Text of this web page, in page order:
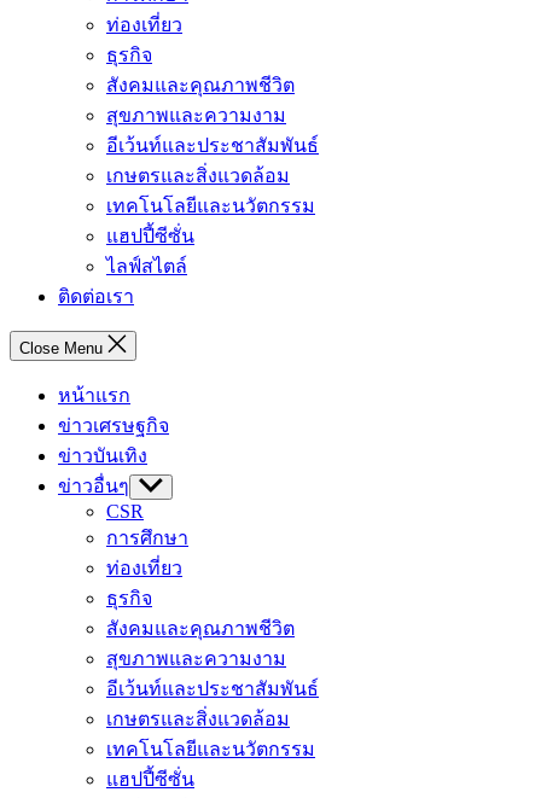
ท่องเที่ยว
ธุรกิจ
สังคมและคุณภาพชีวิต
สุขภาพและความงาม
อีเว้นท์และประชาสัมพันธ์
เกษตรและสิ่งแวดล้อม
เทคโนโลยีและนวัตกรรม
แฮปปี้ซีซั่น
ไลฟ์สไตล์
ติดต่อเรา
Close Menu
หน้าแรก
ข่าวเศรษฐกิจ
ข่าวบันเทิง
ข่าวอื่นๆ Show
sub
menu
CSR
การศึกษา
ท่องเที่ยว
ธุรกิจ
สังคมและคุณภาพชีวิต
สุขภาพและความงาม
อีเว้นท์และประชาสัมพันธ์
เกษตรและสิ่งแวดล้อม
เทคโนโลยีและนวัตกรรม
แฮปปี้ซีซั่น